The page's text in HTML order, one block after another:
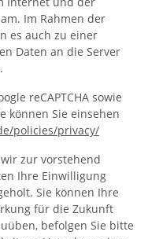
Im Rahmen der
es auch zu einer
Daten an die Server
reCAPTCHA sowie
können Sie einsehen
/policies/privacy/
zur vorstehend
Ihre Einwilligung
Sie können Ihre
für die Zukunft
befolgen Sie bitte